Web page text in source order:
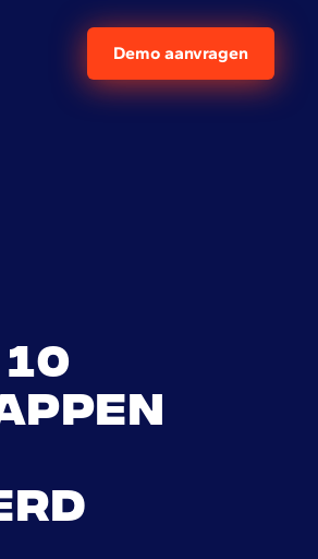
Demo aanvragen